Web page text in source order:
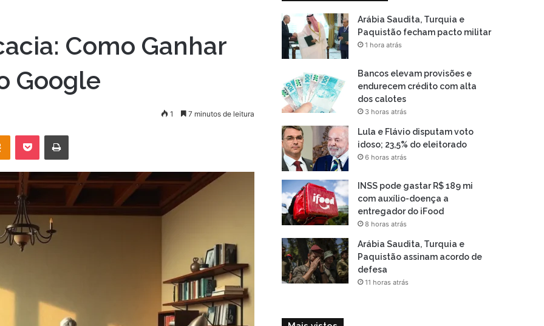
Como Ganhar
Google
1 7 minutos de leitura
OK Pocket Imprimir
Arábia Saudita, Turquia e
Paquistão fecham pacto militar
1 hora atrás
Bancos elevam provisões e
endurecem crédito com alta
dos calotes
3 horas atrás
Lula e Flávio disputam voto
idoso; 23,5% do eleitorado
6 horas atrás
INSS pode gastar R$ 189 mi
com auxílio-doença a
entregador do iFood
8 horas atrás
Arábia Saudita, Turquia e
Paquistão assinam acordo de
defesa
11 horas atrás